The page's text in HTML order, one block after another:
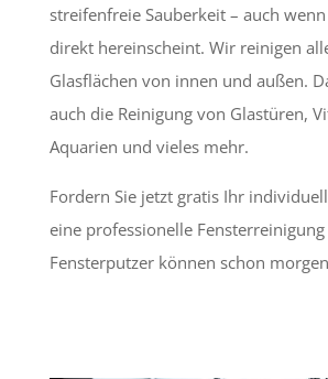
streifenfreie Sauberkeit – auch
direkt hereinscheint. Wir reinigen
Glasflächen von innen und außen.
auch die Reinigung von Glastüren,
Aquarien und vieles mehr.
Fordern Sie jetzt gratis Ihr
eine professionelle
Fensterputzer können schon